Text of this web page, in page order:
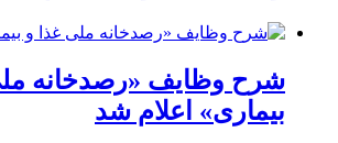
شرح وظایف «رصدخانه
بیماری» اعلام شد